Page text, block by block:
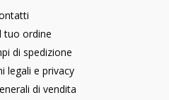
tuo ordine
di spedizione
legali e privacy
di vendita